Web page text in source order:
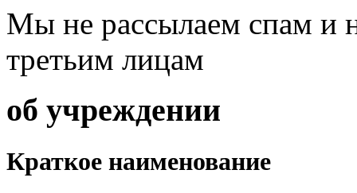
Мы не рассылаем спам и
третьим лицам
об учреждении
Краткое наименование